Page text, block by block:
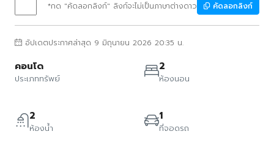
*กด "คัดลอกลิงก์" ลิงก์จะไม่เป็นภาษาต่างดาว คัดลอกลิงก์
อัปเดตประกาศล่าสุด 9 มิถุนายน 2026 20:35 น.
คอนโด
ประเภททรัพย์
2
ห้องนอน
2
ห้องน้ำ
1
ที่จอดรถ